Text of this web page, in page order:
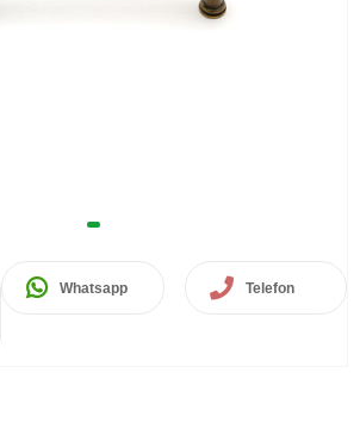
Whatsapp Telefon